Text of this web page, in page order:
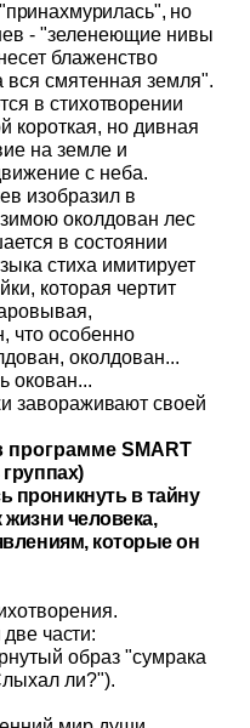
но
- "зеленеющие нивы
блаженство
вся смятенная земля".
в стихотворении
короткая, но дивная
на земле и
с неба.
изобразил в
околдован лес
в состоянии
стиха имитирует
которая чертит
что особенно
околдован...
окован...
завораживают своей
программе SMART
проникнуть в тайну
человека,
которые он
части:
образ "сумрака
ли?").